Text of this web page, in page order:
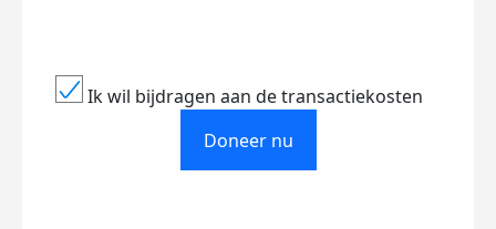
Ik wil bijdragen aan de transactiekosten
Doneer nu